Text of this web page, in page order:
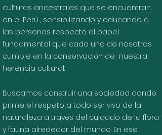
culturas ancestrales que se encuentran
en el Perú , sensibilizando y educando a
las personas respecto al papel
fundamental que cada uno de nosotros
cumple en la conservación de nuestra
herencia cultural.
Buscamos construir una sociedad donde
prime el respeto a todo ser vivo de la
naturaleza a través del cuidado de la flora
y fauna alrededor del mundo. En ese